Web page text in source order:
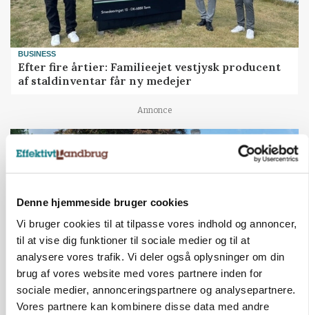
Denne hjemmeside bruger cookies
Vi bruger cookies til at tilpasse vores indhold og annoncer,
til at vise dig funktioner til sociale medier og til at
analysere vores trafik. Vi deler også oplysninger om din
brug af vores website med vores partnere inden for
sociale medier, annonceringspartnere og analysepartnere.
Vores partnere kan kombinere disse data med andre
BUSINESS
Efter fire årtier: Familieejet vestjysk producent
af staldinventar får ny medejer
Annonce
Herregård holder høstdag